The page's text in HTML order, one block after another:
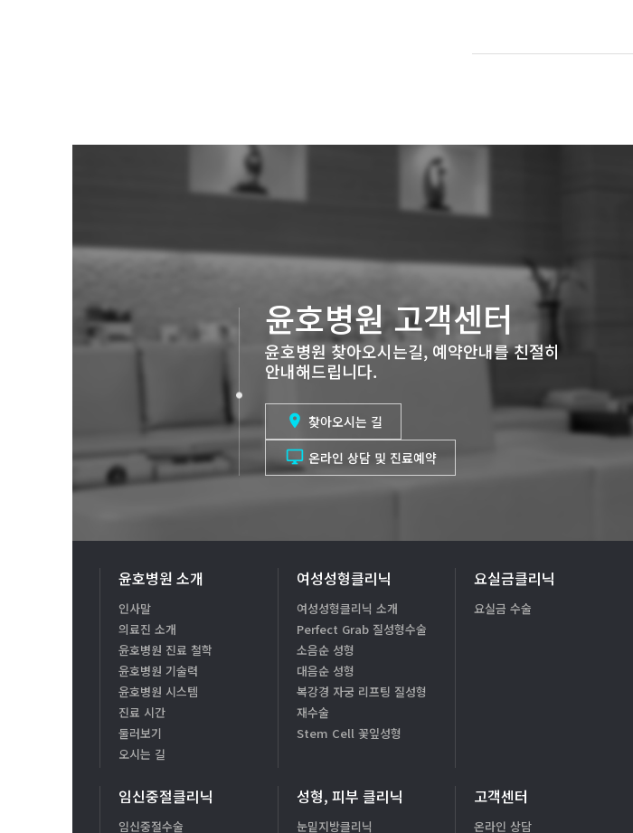
윤호병원 고객센터
윤호병원 찾아오시는길, 예약안내를 친절히
안내해드립니다.
 찾아오시는 길
 온라인 상담 및 진료예약
윤호병원 소개
인사말
의료진 소개
윤호병원 진료 철학
윤호병원 기술력
윤호병원 시스템
진료 시간
둘러보기
오시는 길
여성성형클리닉
여성성형클리닉 소개
Perfect Grab 질성형수술
소음순 성형
대음순 성형
복강경 자궁 리프팅 질성형
재수술
Stem Cell 꽃잎성형
요실금클리닉
요실금 수술
임신중절클리닉
임신중절수술
성형, 피부 클리닉
눈밑지방클리닉
고객센터
온라인 상담